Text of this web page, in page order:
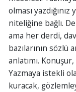
olması
niteliğine bağlı.
ama her derdi,
bazılarının sözlü
anlatımı.
Yazmaya istekli
kuracak,